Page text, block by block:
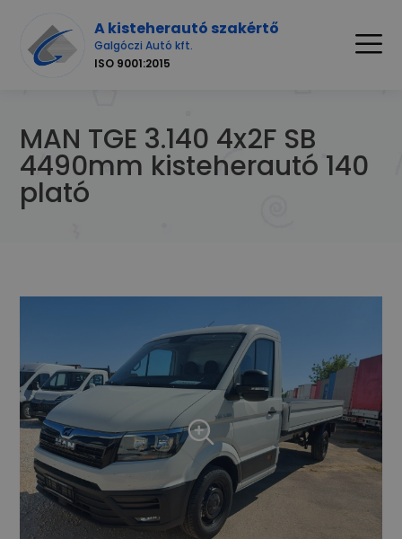
A kisteherautó szakértő
Galgóczi Autó kft.
ISO 9001:2015
MAN TGE 3.140 4x2F SB
4490mm kisteherautó 140
plató